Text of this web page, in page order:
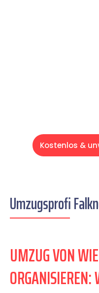
Kostenlos &
Umzugsprofi
UMZUG VON